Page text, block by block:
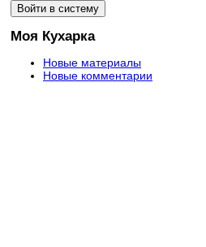
Моя Кухарка
Новые материалы
Новые комментарии